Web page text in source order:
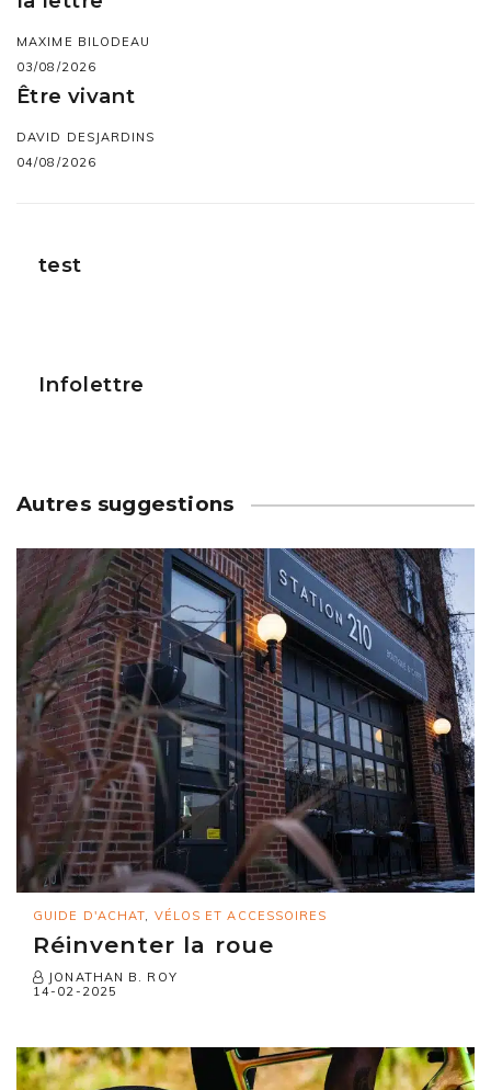
MAXIME BILODEAU
03/08/2026
Être vivant
DAVID DESJARDINS
04/08/2026
test
Infolettre
Autres suggestions
GUIDE D'ACHAT VÉLOS ET ACCESSOIRES
Réinventer la roue
JONATHAN B. ROY
14-02-2025